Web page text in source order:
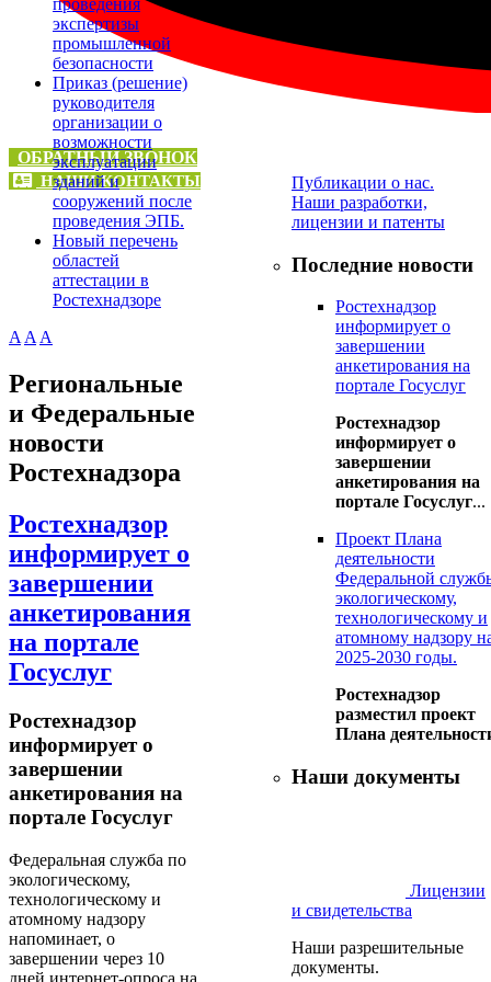
ОБРАТНЫЙ ЗВОНОК
НАШИ КОНТАКТЫ
деятельность
Публикации о нас.
Наши разработки,
лицензии и патенты
Последние новости
Ростехнадзор
информирует о
завершении
анкетирования на
портале Госуслуг
Ростехнадзор
информирует о
завершении
анкетирования на
портале Госуслуг...
Проект Плана
деятельности
Федеральной
экологическому,
технологическому и
атомному надзору
2025-2030 годы.
Ростехнадзор
разместил проект
Плана
Наши документы
Лицензии
и свидетельства
Наши разрешительные
документы.
проведения
экспертизы
промышленной
безопасности
Приказ (решение)
руководителя
организации о
возможности
эксплуатации
зданий и
сооружений после
проведения ЭПБ.
Новый перечень
областей
аттестации в
Ростехнадзоре
AAA
Региональные
и Федеральные
новости
Ростехнадзора
Ростехнадзор
информирует о
завершении
анкетирования
на портале
Госуслуг
Ростехнадзор
информирует о
завершении
анкетирования на
портале Госуслуг
Федеральная служба по
экологическому,
технологическому и
атомному надзору
напоминает, о
завершении через 10
дней интернет-опроса на